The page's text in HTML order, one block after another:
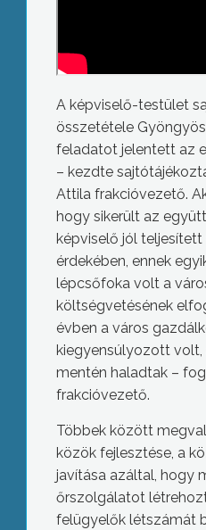
A képviselő-testület
összetétele
feladatot jelentett az
– kezdte
Attila frakcióvezető.
hogy sikerült az
képviselő jól
érdekében, ennek
lépcsőfoka volt a
költségvetésének
évben a város
kiegyensúlyozott
mentén haladtak –
frakcióvezető.
Többek között
közök fejlesztése, a
javítása azáltal, hogy
őrszolgálatot
felügyelők létszámát